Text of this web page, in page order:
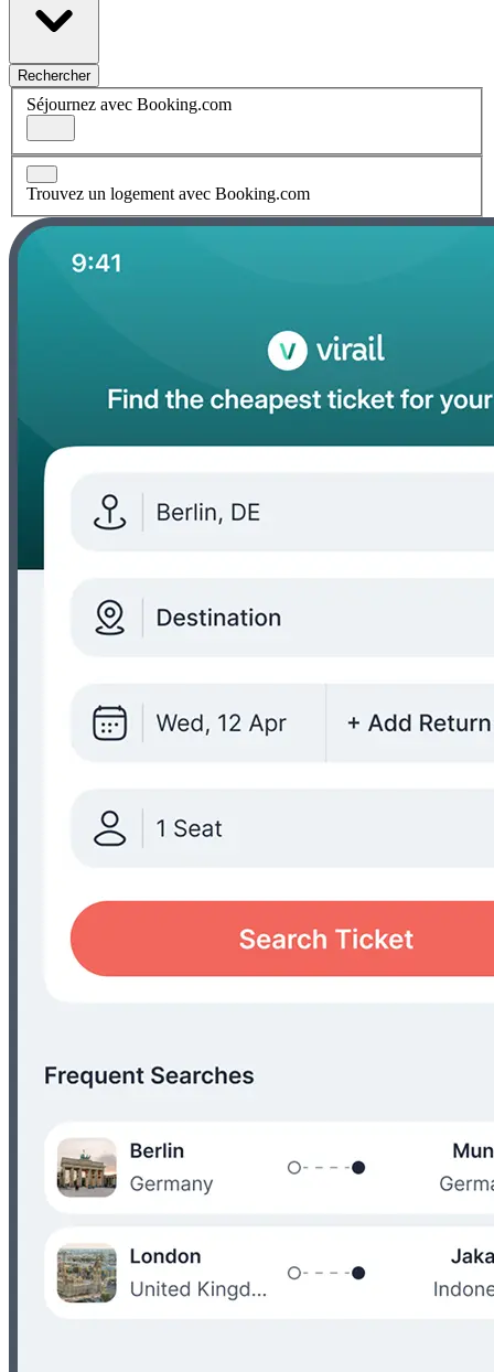
Rechercher
Séjournez avec Booking.com
Trouvez un logement avec Booking.com